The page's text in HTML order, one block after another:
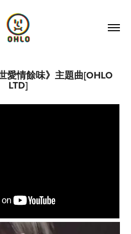
愛情餘味》主題曲[OHLO
LTD]